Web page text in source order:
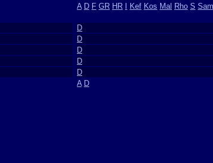
A D F GR HR Kef Kos Mal Rho S Sam
D
D
D
D
D
A D